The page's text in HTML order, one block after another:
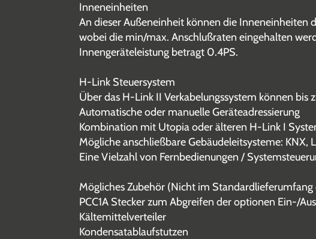
Inneneinheiten
An dieser Außeneinheit können die Inneneinheiten
wobei die min/max. Anschlußraten eingehalten
Innengeräteleistung betragt 0.4PS.
H-Link Steuersystem
Über das H-Link II Verkabelungssystem können
Automatische oder manuelle Geräteadressierung
Kombination mit Utopia oder älteren H-Link I
Mögliche anschließbare Gebäudeleitsysteme: KNX,
Eine Vielzahl von Fernbedienungen /
Mögliches Zubehör (Nicht im
PCC1A Stecker zum Abgreifen der optionen Ein-/
Kältemittelverteiler
Kondensatablaufstutzen